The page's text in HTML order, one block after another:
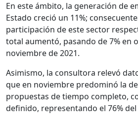
En este ámbito, la generación de
Estado creció un 11%;
participación de este sector
total aumentó, pasando de 7% en
noviembre de 2021.
Asimismo, la consultora relevó
que en noviembre predominó la
propuestas de tiempo completo,
definido, representando el 76%